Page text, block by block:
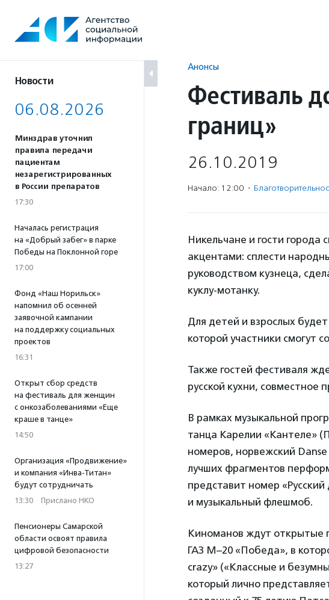
содержанию
Новости
06.08.2026
Минздрав уточнил
правила передачи
пациентам
незарегистрированных
в России препаратов
17:30
Началась регистрация
на «Добрый забег» в парке
Победы на Поклонной горе
17:00
Фонд «Наш Норильск»
напомнил об осенней
заявочной кампании
на поддержку социальных
проектов
16:31
Открыт сбор средств
на фестиваль для женщин
с онкозаболеваниями «Еще
краше в танце»
14:50
Организация «Продвижение»
и компания «Инва-Титан»
будут сотрудничать
13:30 · Прислано НКО
Пенсионеры Самарской
области освоят правила
цифровой безопасности
13:27
Анонсы
Фестиваль
границ»
26.10.2019
Начало: 12:00 ·
Никельчане и гости города
акцентами: сплести
руководством кузнеца,
куклу-мотанку.
Для детей и взрослых
которой участники смогут
Также гостей фестиваля
русской кухни, совместное
В рамках музыкальной
танца Карелии «Кантеле»
номеров, норвежский
лучших фрагментов
представит номер
и музыкальный флешмоб.
Киноманов ждут открытые
ГАЗ М–20 «Победа», в
crazy» («Классные и
который лично